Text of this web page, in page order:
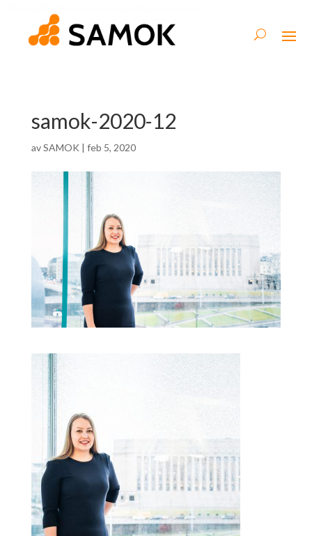
samok-2020-12
avSAMOK | feb 5, 2020